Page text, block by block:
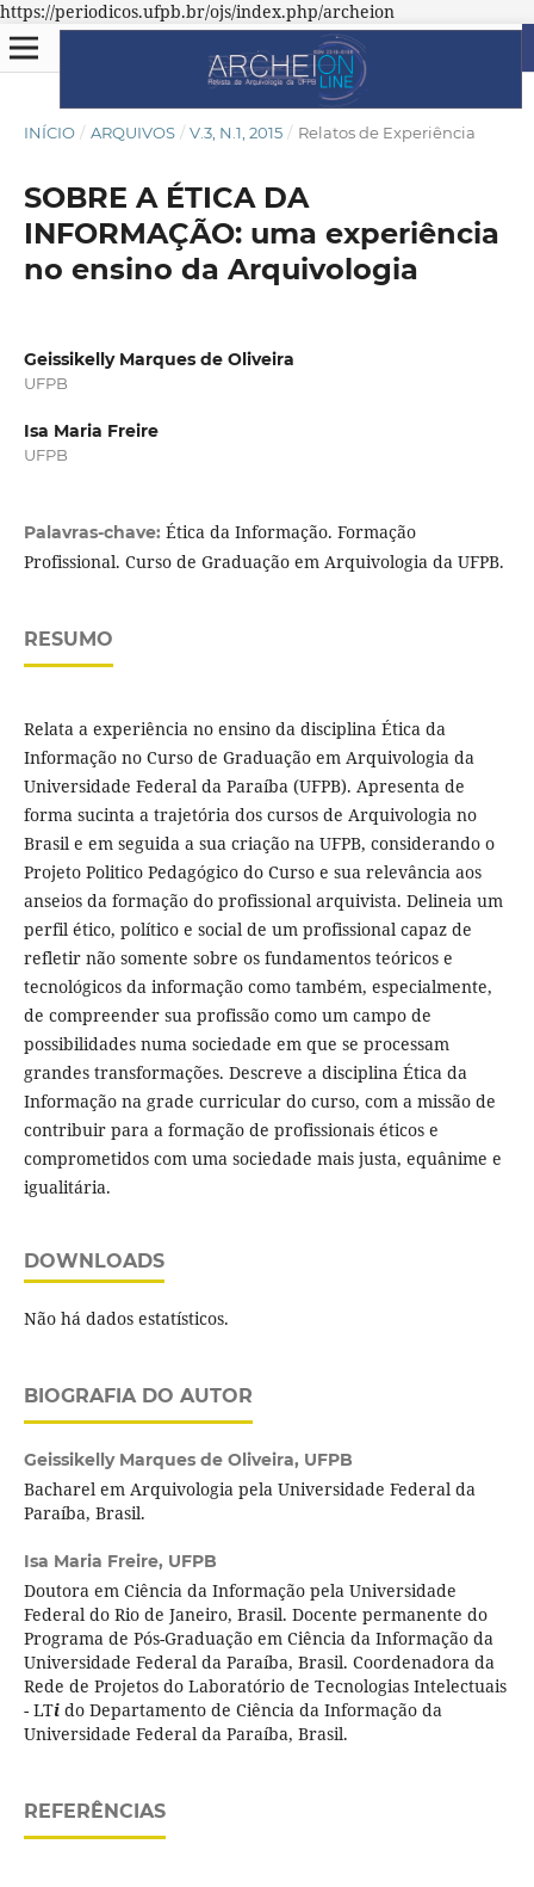
https://periodicos.ufpb.br/ojs/index.php/archeion
INÍCIO / ARQUIVOS / V.3, N.1, 2015 / Relatos de Experiência
SOBRE A ÉTICA DA
INFORMAÇÃO: uma experiência
no ensino da Arquivologia
Geissikelly Marques de Oliveira
UFPB
Isa Maria Freire
UFPB
Palavras-chave: Ética da Informação. Formação
Profissional. Curso de Graduação em Arquivologia da UFPB.
RESUMO
Relata a experiência no ensino da disciplina Ética da
Informação no Curso de Graduação em Arquivologia da
Universidade Federal da Paraíba (UFPB). Apresenta de
forma sucinta a trajetória dos cursos de Arquivologia no
Brasil e em seguida a sua criação na UFPB, considerando o
Projeto Politico Pedagógico do Curso e sua relevância aos
anseios da formação do profissional arquivista. Delineia um
perfil ético, político e social de um profissional capaz de
refletir não somente sobre os fundamentos teóricos e
tecnológicos da informação como também, especialmente,
de compreender sua profissão como um campo de
possibilidades numa sociedade em que se processam
grandes transformações. Descreve a disciplina Ética da
Informação na grade curricular do curso, com a missão de
contribuir para a formação de profissionais éticos e
comprometidos com uma sociedade mais justa, equânime e
igualitária.
DOWNLOADS
Não há dados estatísticos.
BIOGRAFIA DO AUTOR
Geissikelly Marques de Oliveira, UFPB
Bacharel em Arquivologia pela Universidade Federal da
Paraíba, Brasil.
Isa Maria Freire, UFPB
Doutora em Ciência da Informação pela Universidade
Federal do Rio de Janeiro, Brasil. Docente permanente do
Programa de Pós-Graduação em Ciência da Informação da
Universidade Federal da Paraíba, Brasil. Coordenadora da
Rede de Projetos do Laboratório de Tecnologias Intelectuais
- LTido Departamento de Ciência da Informação da
Universidade Federal da Paraíba, Brasil.
REFERÊNCIAS